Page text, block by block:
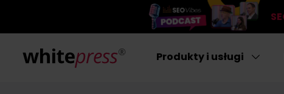
Produkty i usługi